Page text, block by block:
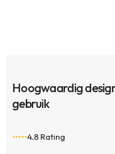
Hoogwaardig
gebruik
4.8 Rating